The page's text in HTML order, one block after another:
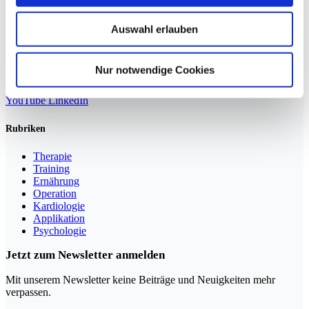
Auswahl erlauben
Nur notwendige Cookies
vielfältig beanspruchten
Sportmedizin für Ärzte, Therapeuten und Trainer
YouTube LinkedIn
Rubriken
Therapie
Training
Ernährung
Operation
Kardiologie
Applikation
Psychologie
Jetzt zum Newsletter anmelden
Mit unserem Newsletter keine Beiträge und Neuigkeiten mehr
verpassen.